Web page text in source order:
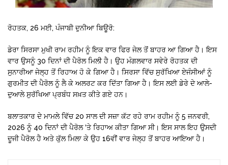
ਰੋਹਤਕ, 26 ਮਈ, ਪੰਜਾਬੀ ਦੁਨੀਆ ਬਿਊਰੋ:
ਡੇਰਾ ਸਿਰਸਾ ਮੁਖੀ ਰਾਮ ਰਹੀਮ ਨੂੰ ਇਕ ਵਾਰ ਫਿਰ ਜੇਲ ਤੋਂ ਬਾਹਰ ਆ ਗਿਆ ਹੈ। ਇਸ
ਵਾਰ ਉਸਨੂੰ 30 ਦਿਨਾਂ ਦੀ ਪੈਰੋਲ ਮਿਲੀ ਹੈ। ਉਹ ਮੰਗਲਵਾਰ ਸਵੇਰੇ ਰੋਹਤਕ ਦੀ
ਸੁਨਾਰੀਆ ਜੇਲ੍ਹ ਤੋਂ ਰਿਹਾਅ ਹੋ ਕੇ ਗਿਆ ਹੈ। ਸਿਰਸਾ ਵਿੱਚ ਸੁਰੱਖਿਆ ਏਜੰਸੀਆਂ ਨੂੰ
ਗੁਰਮੀਤ ਦੀ ਪੈਰੋਲ ਨੂੰ ਲੈ ਕੇ ਅਲਰਟ ਕਰ ਦਿੱਤਾ ਗਿਆ ਹੈ। ਇਸ ਲਈ ਡੇਰੇ ਦੇ ਆਲੇ-
ਦੁਆਲੇ ਸੁਰੱਖਿਆ ਪ੍ਰਬੰਧ ਸਖ਼ਤ ਕੀਤੇ ਗਏ ਹਨ।
ਬਲਾਤਕਾਰ ਦੇ ਮਾਮਲੇ ਵਿੱਚ 20 ਸਾਲ ਦੀ ਸਜ਼ਾ ਕੱਟ ਰਹੇ ਰਾਮ ਰਹੀਮ ਨੂੰ 5 ਜਨਵਰੀ,
2026 ਨੂੰ 40 ਦਿਨਾਂ ਦੀ ਪੈਰੋਲ ‘ਤੇ ਰਿਹਾਅ ਕੀਤਾ ਗਿਆ ਸੀ। ਇਸ ਸਾਲ ਇਹ ਉਸਦੀ
ਦੂਜੀ ਪੈਰੋਲ ਹੈ ਅਤੇ ਕੁੱਲ ਮਿਲਾ ਕੇ ਉਹ 16ਵੀਂ ਵਾਰ ਜੇਲ੍ਹ ਤੋਂ ਬਾਹਰ ਆਇਆ ਹੈ।